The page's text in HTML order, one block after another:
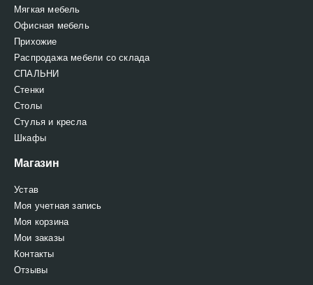
Мягкая мебель
Офисная мебель
Прихожие
Распродажа мебели со склада
СПАЛЬНИ
Стенки
Столы
Стулья и кресла
Шкафы
Магазин
Устав
Моя учетная запись
Моя корзина
Мои заказы
Контакты
Отзывы